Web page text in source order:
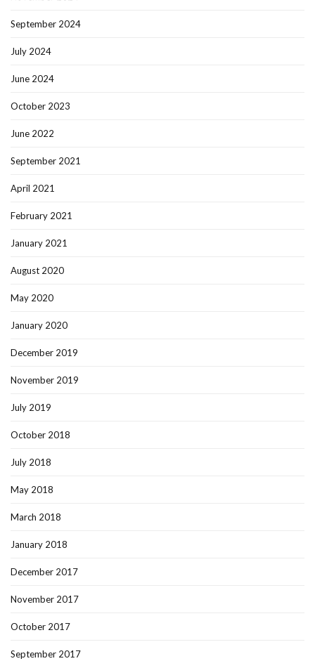
September 2024
July 2024
June 2024
October 2023
June 2022
September 2021
April 2021
February 2021
January 2021
August 2020
May 2020
January 2020
December 2019
November 2019
July 2019
October 2018
July 2018
May 2018
March 2018
January 2018
December 2017
November 2017
October 2017
September 2017